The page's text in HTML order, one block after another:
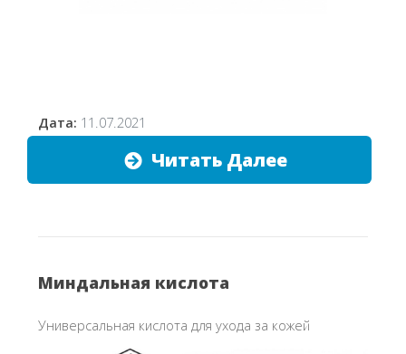
Дата: 11.07.2021
Читать Далее
Миндальная кислота
Универсальная кислота для ухода за кожей